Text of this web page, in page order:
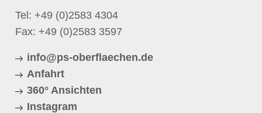
Tel: +49 (0)2583 4304
Fax: +49 (0)2583 3597
info@ps-oberflaechen.de
Anfahrt
360° Ansichten
Instagram